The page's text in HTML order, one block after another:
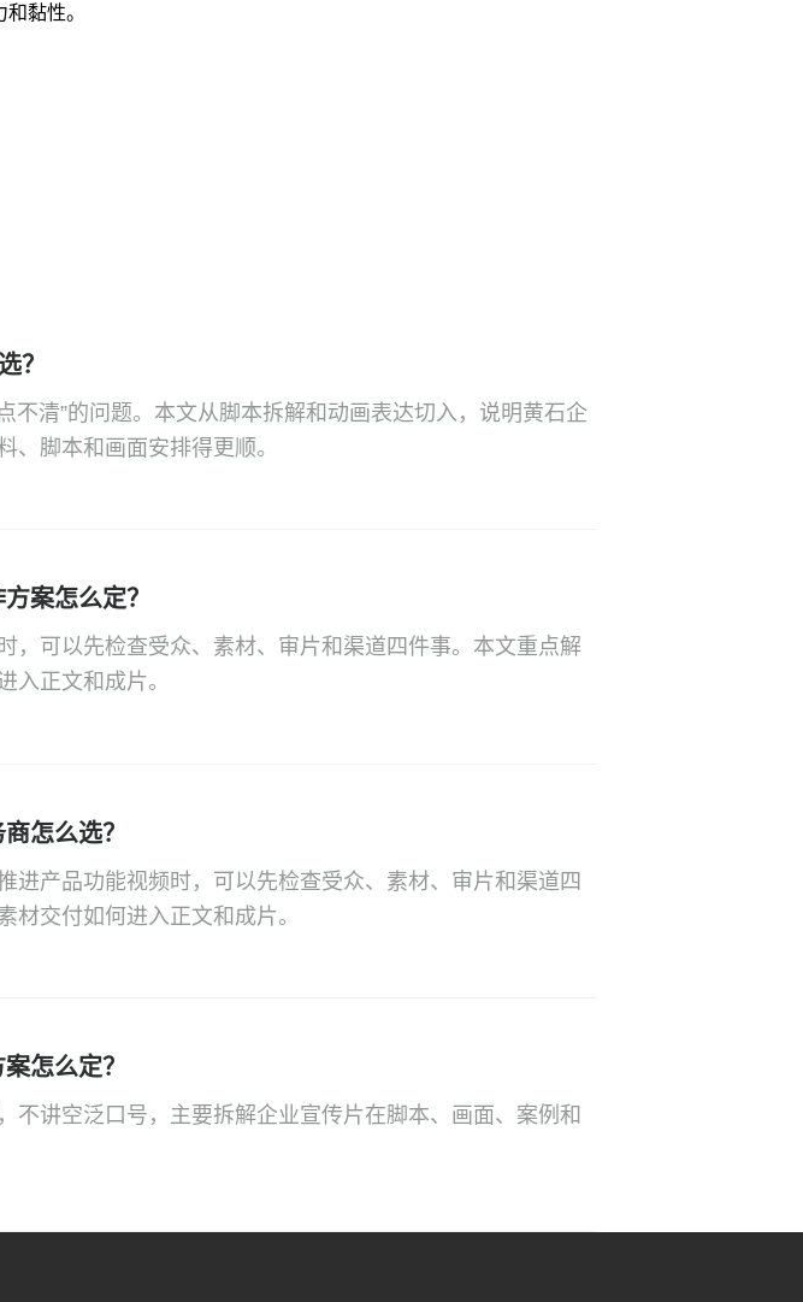
黏性。
？
不清”的问题。本文从脚本拆解和动画表达切入，说明黄石企
、脚本和画面安排得更顺。
案怎么定？
，可以先检查受众、素材、审片和渠道四件事。本文重点解
入正文和成片。
怎么选？
进产品功能视频时，可以先检查受众、素材、审片和渠道四
材交付如何进入正文和成片。
怎么定？
不讲空泛口号，主要拆解企业宣传片在脚本、画面、案例和